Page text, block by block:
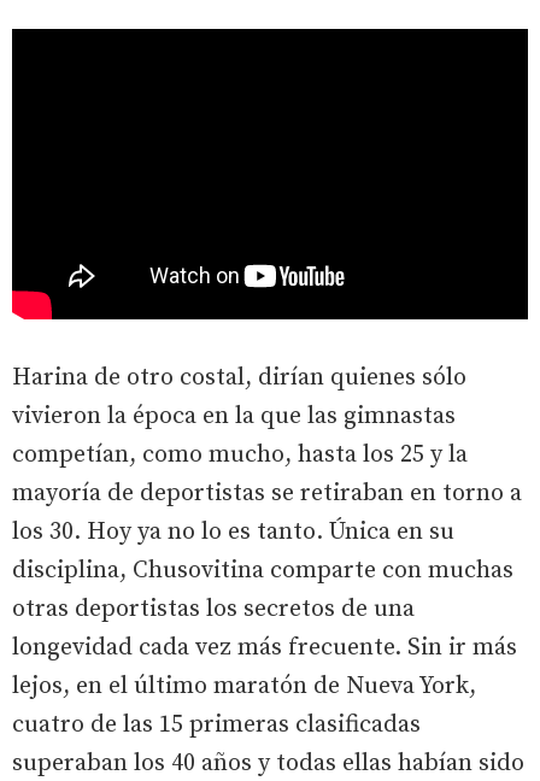
Harina de otro costal, dirían quienes sólo
vivieron la época en la que las gimnastas
competían, como mucho, hasta los 25 y la
mayoría de deportistas se retiraban en torno a
los 30. Hoy ya no lo es tanto. Única en su
disciplina, Chusovitina comparte con muchas
otras deportistas los secretos de una
longevidad cada vez más frecuente. Sin ir más
lejos, en el último maratón de Nueva York,
cuatro de las 15 primeras clasificadas
superaban los 40 años y todas ellas habían sido